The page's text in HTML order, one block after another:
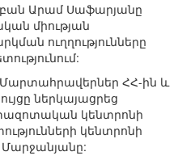
Արամ Սաֆարյանը
միության
ուղղությունները
Մարտահրավերներ ՀՀ-ին և
ներկայացրեց
կենտրոնի
կենտրոնի